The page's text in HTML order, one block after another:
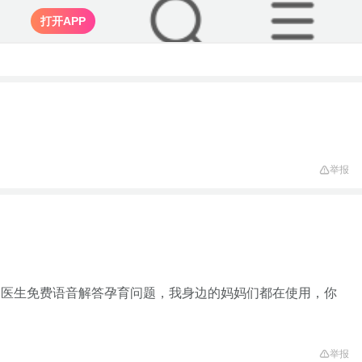
打开APP
举报
生免费语音解答孕育问题，我身边的妈妈们都在使用，你
举报